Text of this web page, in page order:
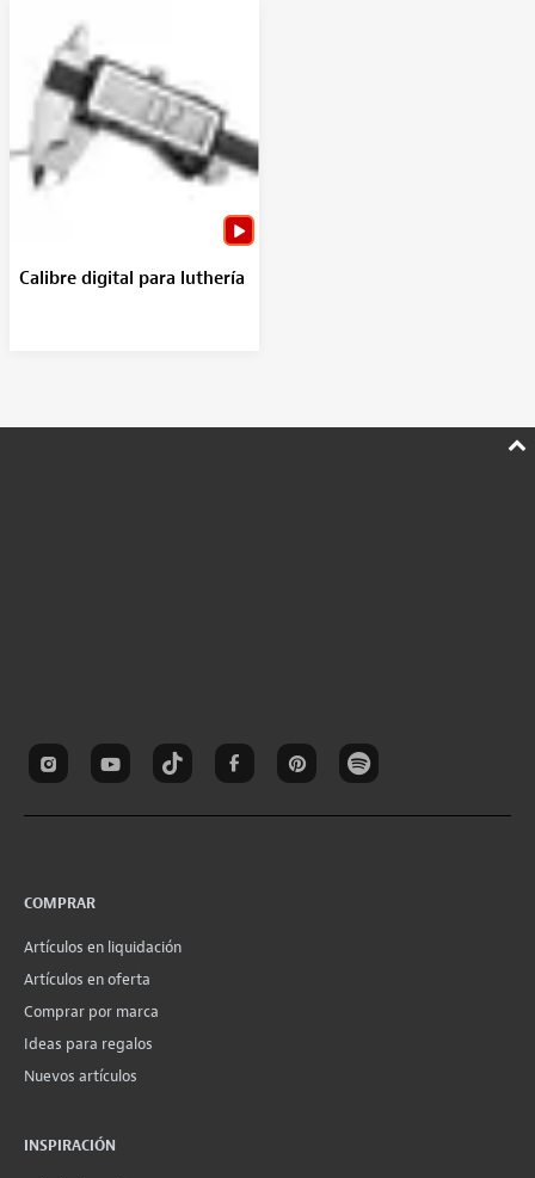
Calibre digital para luthería
COMPRAR
Artículos en liquidación
Artículos en oferta
Comprar por marca
Ideas para regalos
Nuevos artículos
INSPIRACIÓN